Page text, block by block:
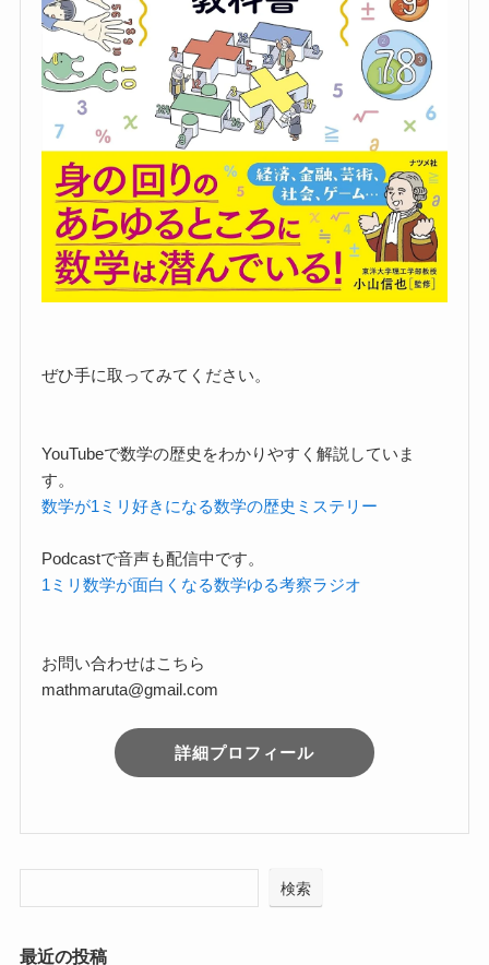
ぜひ手に取ってみてください。
YouTubeで数学の歴史をわかりやすく解説していま
す。
数学が1ミリ好きになる数学の歴史ミステリー
Podcastで音声も配信中です。
1ミリ数学が面白くなる数学ゆる考察ラジオ
お問い合わせはこちら
mathmaruta@gmail.com
詳細プロフィール
検索
最近の投稿